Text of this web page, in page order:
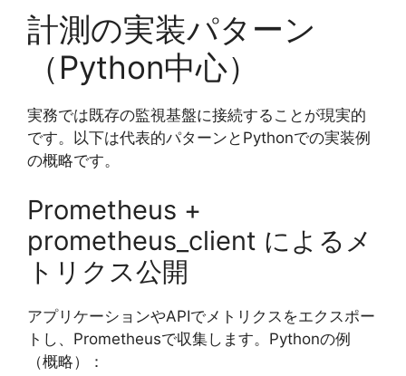
計測の実装パターン
（Python中心）
実務では既存の監視基盤に接続することが現実的
です。以下は代表的パターンとPythonでの実装例
の概略です。
Prometheus +
prometheus_client によるメ
トリクス公開
アプリケーションやAPIでメトリクスをエクスポー
トし、Prometheusで収集します。Pythonの例
（概略）：